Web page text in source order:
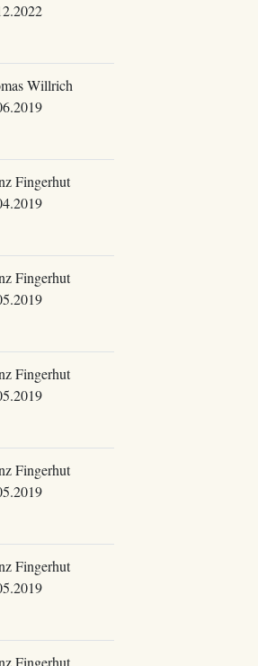
Willrich
Fingerhut
Fingerhut
Fingerhut
Fingerhut
Fingerhut
Fingerhut